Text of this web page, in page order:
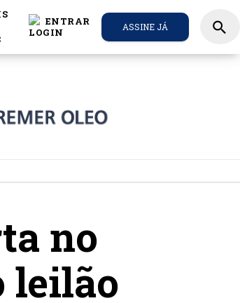
ENTRAR ASSINE JÁ search
no
leilão